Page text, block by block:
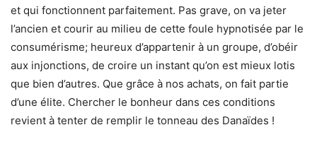
et qui fonctionnent parfaitement. Pas grave, on va jeter
l’ancien et courir au milieu de cette foule hypnotisée par le
consumérisme; heureux d’appartenir à un groupe, d’obéir
aux injonctions, de croire un instant qu’on est mieux lotis
que bien d’autres. Que grâce à nos achats, on fait partie
d’une élite. Chercher le bonheur dans ces conditions
revient à tenter de remplir le tonneau des Danaïdes !